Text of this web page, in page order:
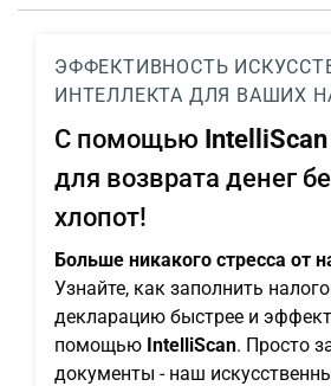
ЭФФЕКТИВНОСТЬ
ИНТЕЛЛЕКТА ДЛЯ ВАШИХ
С помощью IntelliScan
для возврата денег
хлопот!
Больше никакого стресса от
Узнайте, как заполнить
декларацию быстрее и
помощью IntelliScan. Просто
документы - наш